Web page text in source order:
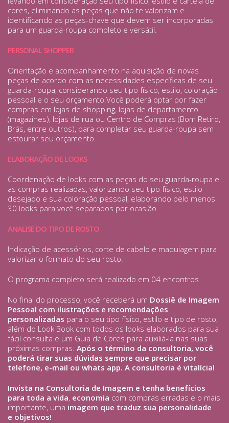
cores, eliminando as peças que não te valorizam e
identificando as peças-chave que devem ser incorporadas
para um guarda-roupa completo e versátil.
PERSONAL SHOPPER
Orientação e acompanhamento na aquisição de novas
peças de acordo com as necessidades específicas de seu
guarda-roupa, considerando seu tipo físico, estilo, coloração
pessoal e o seu orçamento.Você poderá optar por fazer
compras em lojas de shopping, lojas de departamento
(magazines), lojas de rua ou Centro de Compras (Bom Retiro,
Brás, entre outros), para completar seu guarda-roupa sem
estourar seu orçamento.
ELABORAÇÃO DE LOOKS
Coordenação de looks com as peças do seu guarda-roupa e
as compras realizadas, valorizando seu tipo físico, estilo
desejado e sua coloração pessoal, elaborando pelo menos
30 looks para você separados por ocasião.
ANALISE DO TIPO DE ROSTO
Indicação de acessórios, corte de cabelo e maquiagem para
valorizar o formato do seu rosto.
O programa completo será realizado em 04 encontros
No final do processo, você receberá um Dossiê de Imagem
Pessoal com ilustrações e recomendações
personalizadas para o seu tipo físico, estilo e tipo de rosto,
além do Look Book com todos os looks elaborados para sua
fácil consulta e um Guia de Cores para auxiliá-la nas suas
próximas compras. Após o término da consultoria, você
poderá tirar suas dúvidas sempre que precisar por
telefone, e-mail ou whats app. A consultoria é vitalícia!
Invista na Consultoria de Imagem e tenha benefícios
para toda a vida, economia com compras erradas e o mais
importante, uma imagem que traduz sua personalidade
e objetivos!